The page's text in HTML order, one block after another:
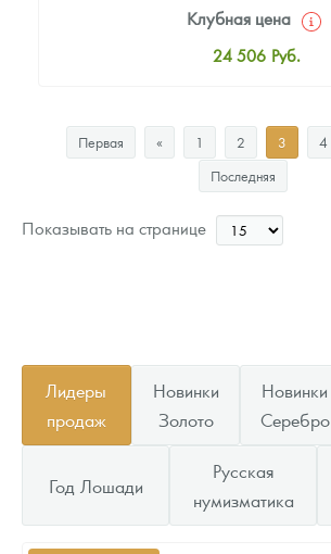
Клубная цена
24 506 Руб.
25 051 Руб.
Цена выкупа
Звоните
Первая « 1 2 3 4
Последняя
Показывать на странице
Лидеры
продаж
Новинки
Золото
Новинки
Серебро
Год Лошади
Русская
нумизматика